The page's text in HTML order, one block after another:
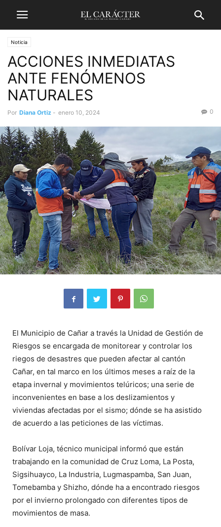
Noticia
ACCIONES INMEDIATAS
ANTE FENÓMENOS
NATURALES
Por Diana Ortiz - enero 10, 2024 0
El Municipio de Cañar a través la Unidad de Gestión de
Riesgos se encargada de monitorear y controlar los
riegos de desastres que pueden afectar al cantón
Cañar, en tal marco en los últimos meses a raíz de la
etapa invernal y movimientos telúricos; una serie de
inconvenientes en base a los deslizamientos y
viviendas afectadas por el sismo; dónde se ha asistido
de acuerdo a las peticiones de las víctimas.
Bolívar Loja, técnico municipal informó que están
trabajando en la comunidad de Cruz Loma, La Posta,
Sigsihuayco, La Industria, Lugmaspamba, San Juan,
Tomebamba y Shizho, dónde ha a encontrado riesgos
por el invierno prolongado con diferentes tipos de
movimientos de masa.